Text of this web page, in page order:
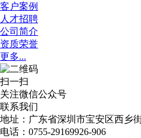
客户案例
人才招聘
公司简介
资质荣誉
更多...
扫一扫
关注微信公众号
联系我们
地址：广东省深圳市宝安区西乡
电话：0755-29169926-906​